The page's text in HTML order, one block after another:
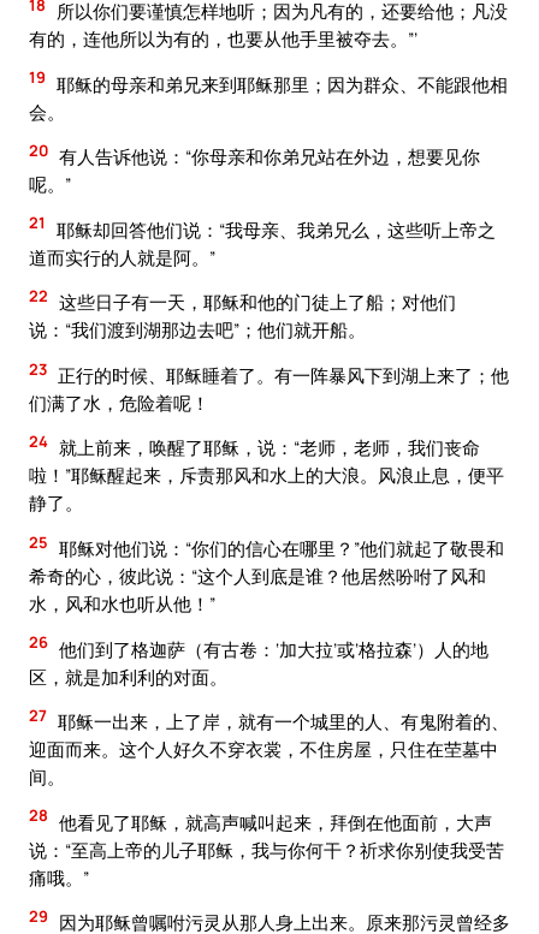
18
所以你们要谨慎怎样地听；因为凡有的，还要给他；凡没
有的，连他所以为有的，也要从他手里被夺去。”’
19 耶稣的母亲和弟兄来到耶稣那里；因为群众、不能跟他相
会。
20 有人告诉他说：“你母亲和你弟兄站在外边，想要见你
呢。”
21
耶稣却回答他们说：“我母亲、我弟兄么，这些听上帝之
道而实行的人就是阿。”
22 这些日子有一天，耶稣和他的门徒上了船；对他们
说：“我们渡到湖那边去吧”；他们就开船。
23 正行的时候、耶稣睡着了。有一阵暴风下到湖上来了；他
们满了水，危险着呢！
24 就上前来，唤醒了耶稣，说：“老师，老师，我们丧命
啦！”耶稣醒起来，斥责那风和水上的大浪。风浪止息，便平
静了。
25 耶稣对他们说：“你们的信心在哪里？”他们就起了敬畏和
希奇的心，彼此说：“这个人到底是谁？他居然吩咐了风和
水，风和水也听从他！”
26 他们到了格迦萨（有古卷：‘加大拉’或‘格拉森’）人的地
区，就是加利利的对面。
27 耶稣一出来，上了岸，就有一个城里的人、有鬼附着的、
迎面而来。这个人好久不穿衣裳，不住房屋，只住在茔墓中
间。
28 他看见了耶稣，就高声喊叫起来，拜倒在他面前，大声
说：“至高上帝的儿子耶稣，我与你何干？祈求你别使我受苦
痛哦。”
29 因为耶稣曾嘱咐污灵从那人身上出来。原来那污灵曾经多